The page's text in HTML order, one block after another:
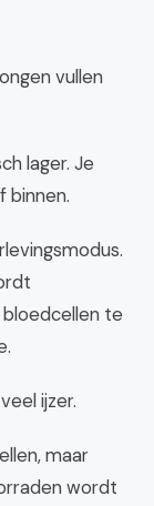
vullen
lager. Je
binnen.
te
ijzer.
maar
wordt